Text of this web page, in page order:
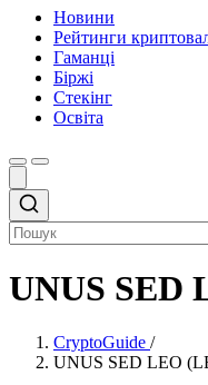
Новини
Рейтинги
Гаманці
Біржі
Стекінг
Освіта
UNUS SED
CryptoGuide /
UNUS SED LEO